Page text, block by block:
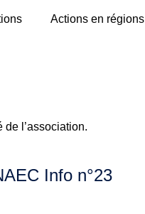
Actions en régions
de l’association.
Info n°23